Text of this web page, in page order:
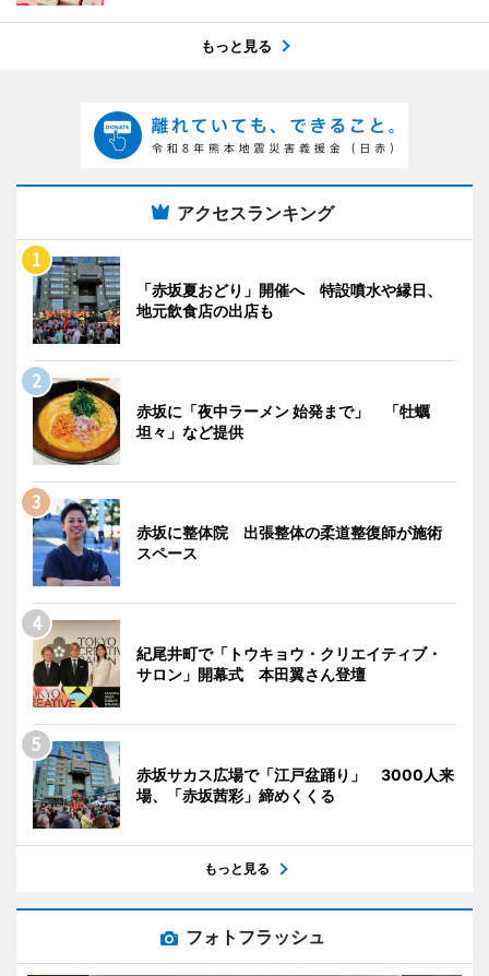
もっと見る
アクセスランキング
「赤坂夏おどり」開催へ 特設噴水や縁日、
地元飲食店の出店も
赤坂に「夜中ラーメン 始発まで」 「牡蠣
坦々」など提供
赤坂に整体院 出張整体の柔道整復師が施術
スペース
紀尾井町で「トウキョウ・クリエイティブ・
サロン」開幕式 本田翼さん登壇
赤坂サカス広場で「江戸盆踊り」 3000人来
場、「赤坂茜彩」締めくくる
もっと見る
フォトフラッシュ